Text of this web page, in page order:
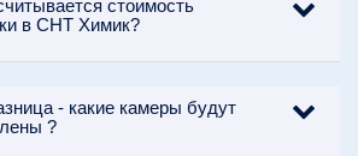
стоимость
в СНТ Химик?
- какие камеры будут
?